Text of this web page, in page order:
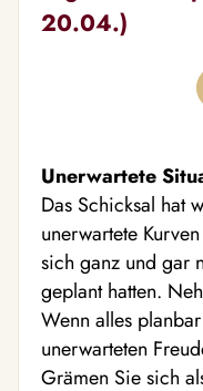
20.04.)
Unerwartete
Das Schicksal hat
unerwartete
sich ganz und gar
geplant hatten.
Wenn alles
unerwarteten
Grämen Sie sich